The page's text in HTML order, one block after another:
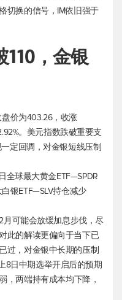
切换的信号，IM依旧强于
110，金银
盘价为403.26，收涨
。 美元指数跌破重要支
定回调，对金银短线压制
全球最大黄金ETF—SPDR
银ETF—SLV持仓减少
月可能会放缓加息步伐，尽
此的解读更偏向于当下已
过，对金银中长期的压制
8日中期选举开启后的预期
，两端持有成本均下降，